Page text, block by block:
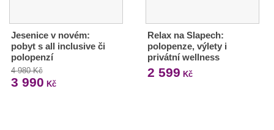
Jesenice v novém:
pobyt s all inclusive či
polopenzí
4 980 Kč
3 990 Kč
Relax na Slapech:
polopenze, výlety i
privátní wellness
2 599 Kč